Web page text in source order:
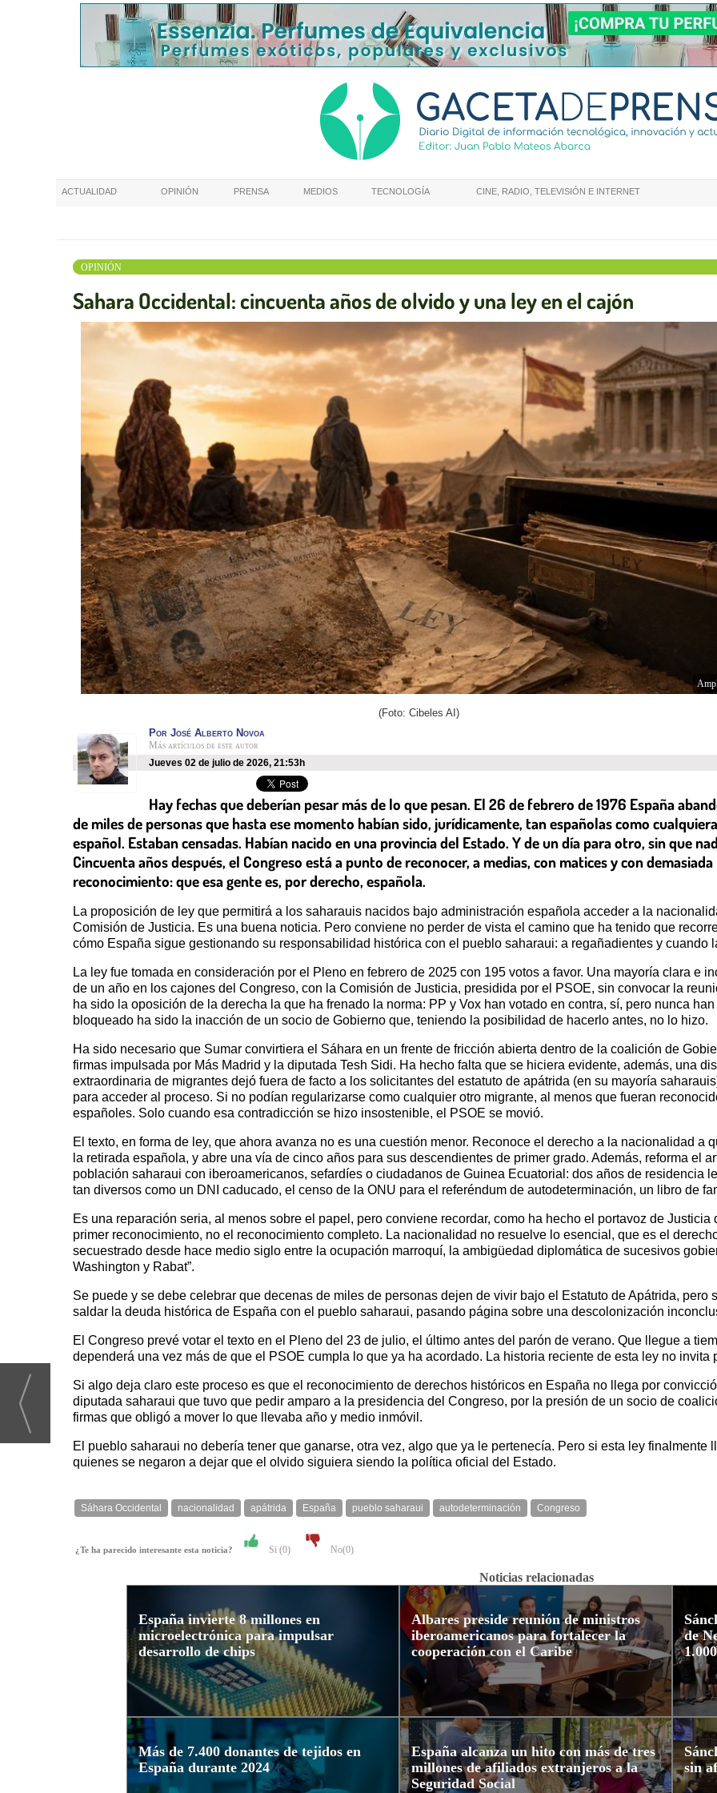
ACTUALIDAD OPINIÓN PRENSA MEDIOS TECNOLOGÍA CINE, RADIO, TELEVISIÓN E INTERNET
OPINIÓN
Sahara Occidental: cincuenta años de olvido y una ley en el cajón
(Foto: Cibeles AI)
Por José Alberto Novoa
Más artículos de este autor
jueves 02 de julio de 2026, 21:53h
Hay fechas que deberían pesar más de lo que pesan. El 26 de febrero de 1976 España
de miles de personas que hasta ese momento habían sido, jurídicamente, tan españolas como
español. Estaban censadas. Habían nacido en una provincia del Estado. Y de un día para otro, sin que
Cincuenta años después, el Congreso está a punto de reconocer, a medias, con matices y con
reconocimiento: que esa gente es, por derecho, española.
La proposición de ley que permitirá a los saharauis nacidos bajo administración española acceder a la
Comisión de Justicia. Es una buena noticia. Pero conviene no perder de vista el camino que ha tenido que
cómo España sigue gestionando su responsabilidad histórica con el pueblo saharaui: a regañadientes y cuando
La ley fue tomada en consideración por el Pleno en febrero de 2025 con 195 votos a favor. Una mayoría clara e
de un año en los cajones del Congreso, con la Comisión de Justicia, presidida por el PSOE, sin convocar la
ha sido la oposición de la derecha la que ha frenado la norma: PP y Vox han votado en contra, sí, pero nunca
bloqueado ha sido la inacción de un socio de Gobierno que, teniendo la posibilidad de hacerlo antes, no lo hizo.
Ha sido necesario que Sumar convirtiera el Sáhara en un frente de fricción abierta dentro de la coalición de
firmas impulsada por Más Madrid y la diputada Tesh Sidi. Ha hecho falta que se hiciera evidente, además, una
extraordinaria de migrantes dejó fuera de facto a los solicitantes del estatuto de apátrida (en su mayoría
para acceder al proceso. Si no podían regularizarse como cualquier otro migrante, al menos que fueran
españoles. Solo cuando esa contradicción se hizo insostenible, el PSOE se movió.
El texto, en forma de ley, que ahora avanza no es una cuestión menor. Reconoce el derecho a la nacionalidad a
la retirada española, y abre una vía de cinco años para sus descendientes de primer grado. Además, reforma el
población saharaui con iberoamericanos, sefardíes o ciudadanos de Guinea Ecuatorial: dos años de residencia
tan diversos como un DNI caducado, el censo de la ONU para el referéndum de autodeterminación, un libro de
Es una reparación seria, al menos sobre el papel, pero conviene recordar, como ha hecho el portavoz de Justicia
primer reconocimiento, no el reconocimiento completo. La nacionalidad no resuelve lo esencial, que es el
secuestrado desde hace medio siglo entre la ocupación marroquí, la ambigüedad diplomática de sucesivos
Washington y Rabat”.
Se puede y se debe celebrar que decenas de miles de personas dejen de vivir bajo el Estatuto de Apátrida, pero
saldar la deuda histórica de España con el pueblo saharaui, pasando página sobre una descolonización
El Congreso prevé votar el texto en el Pleno del 23 de julio, el último antes del parón de verano. Que llegue a
dependerá una vez más de que el PSOE cumpla lo que ya ha acordado. La historia reciente de esta ley no invita
Si algo deja claro este proceso es que el reconocimiento de derechos históricos en España no llega por
diputada saharaui que tuvo que pedir amparo a la presidencia del Congreso, por la presión de un socio de
firmas que obligó a mover lo que llevaba año y medio inmóvil.
El pueblo saharaui no debería tener que ganarse, otra vez, algo que ya le pertenecía. Pero si esta ley finalmente
quienes se negaron a dejar que el olvido siguiera siendo la política oficial del Estado.
Sáhara Occidental nacionalidad apátrida España pueblo saharaui autodeterminación Congreso
¿Te ha parecido interesante esta noticia? Si (0) No(0)
Noticias relacionadas
España invierte 8 millones en
microelectrónica para impulsar
desarrollo de chips
Más de 7.400 donantes de tejidos en
España durante 2024
Albares preside reunión de ministros
iberoamericanos para fortalecer la
cooperación con el Caribe
España alcanza un hito con más de tres
millones de afiliados extranjeros a la
Seguridad Social
de
sin